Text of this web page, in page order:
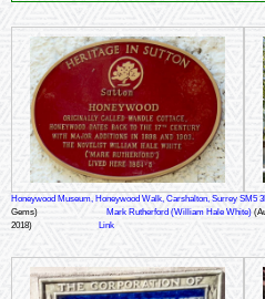
Honeywood Museum, Honeywood Walk, Carshalton, Surrey SM5
Gems)
Mark Rutherford (William Hale White)
2018)
Link